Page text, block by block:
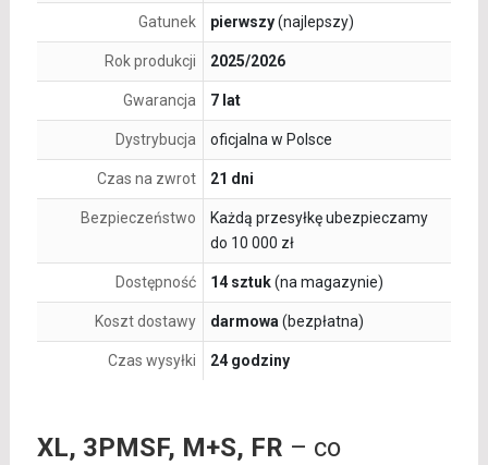
Gatunek pierwszy(najlepszy)
Rok produkcji 2025/2026
Gwarancja 7 lat
Dystrybucja oficjalna w Polsce
Czas na zwrot 21 dni
Bezpieczeństwo
Każdą przesyłkę ubezpieczamy
do 10 000 zł
Dostępność 14 sztuk(na magazynie)
Koszt dostawy darmowa (bezpłatna)
Czas wysyłki 24 godziny
XL, 3PMSF, M+S, FR – co